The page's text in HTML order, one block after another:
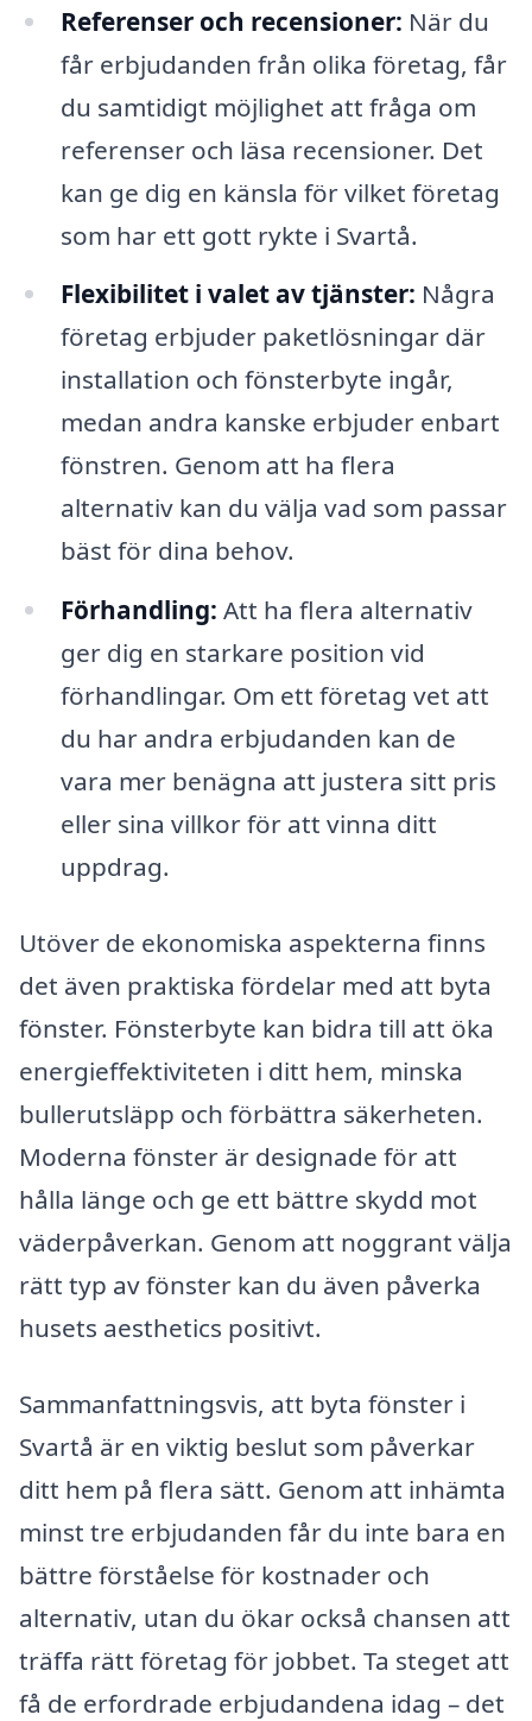
Referenser och recensioner: När du
får erbjudanden från olika företag, får
du samtidigt möjlighet att fråga om
referenser och läsa recensioner. Det
kan ge dig en känsla för vilket företag
som har ett gott rykte i Svartå.
Flexibilitet i valet av tjänster: Några
företag erbjuder paketlösningar där
installation och fönsterbyte ingår,
medan andra kanske erbjuder enbart
fönstren. Genom att ha flera
alternativ kan du välja vad som passar
bäst för dina behov.
Förhandling: Att ha flera alternativ
ger dig en starkare position vid
förhandlingar. Om ett företag vet att
du har andra erbjudanden kan de
vara mer benägna att justera sitt pris
eller sina villkor för att vinna ditt
uppdrag.
Utöver de ekonomiska aspekterna finns
det även praktiska fördelar med att byta
fönster. Fönsterbyte kan bidra till att öka
energieffektiviteten i ditt hem, minska
bullerutsläpp och förbättra säkerheten.
Moderna fönster är designade för att
hålla länge och ge ett bättre skydd mot
väderpåverkan. Genom att noggrant välja
rätt typ av fönster kan du även påverka
husets aesthetics positivt.
Sammanfattningsvis, att byta fönster i
Svartå är en viktig beslut som påverkar
ditt hem på flera sätt. Genom att inhämta
minst tre erbjudanden får du inte bara en
bättre förståelse för kostnader och
alternativ, utan du ökar också chansen att
träffa rätt företag för jobbet. Ta steget att
få de erfordrade erbjudandena idag – det